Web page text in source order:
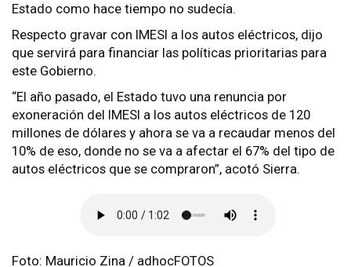
Estado como hace tiempo no sudecía.
Respecto gravar con IMESI a los autos eléctricos, dijo
que servirá para financiar las políticas prioritarias para
este Gobierno.
“El año pasado, el Estado tuvo una renuncia por
exoneración del IMESI a los autos eléctricos de 120
millones de dólares y ahora se va a recaudar menos del
10% de eso, donde no se va a afectar el 67% del tipo de
autos eléctricos que se compraron”, acotó Sierra.
Foto: Mauricio Zina / adhocFOTOS